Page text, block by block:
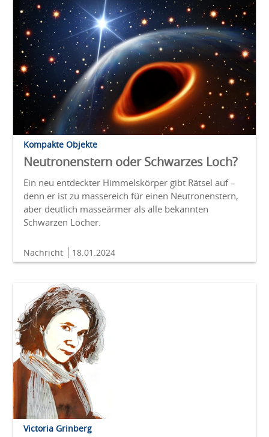
Kompakte Objekte
Neutronenstern oder Schwarzes Loch?
Ein neu entdeckter Himmelskörper gibt Rätsel auf –
denn er ist zu massereich für einen Neutronenstern,
aber deutlich masseärmer als alle bekannten
Schwarzen Löcher.
Nachricht 18.01.2024
Victoria Grinberg